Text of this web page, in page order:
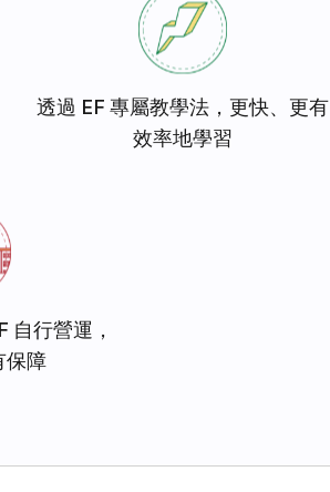
透過 EF 專屬教學法，更快、更有
效率地學習
自行營運，
保障